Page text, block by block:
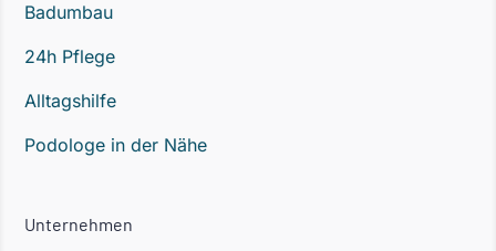
Badumbau
24h Pflege
Alltagshilfe
Podologe in der Nähe
Unternehmen